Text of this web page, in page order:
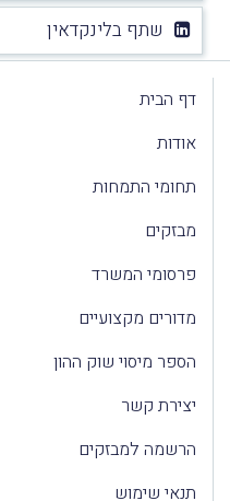
שתף בלינקדאין
דף הבית
אודות
תחומי התמחות
מבזקים
פרסומי המשרד
מדורים מקצועיים
הספר מיסוי שוק ההון
יצירת קשר
הרשמה למבזקים
תנאי שימוש